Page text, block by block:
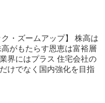
・ズームアップ】 株高は
がもたらす恩恵は富裕層
界にはプラス 住宅会社の
けでなく国内強化を目指